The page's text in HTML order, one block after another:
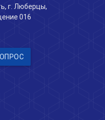
г. Люберцы,
016